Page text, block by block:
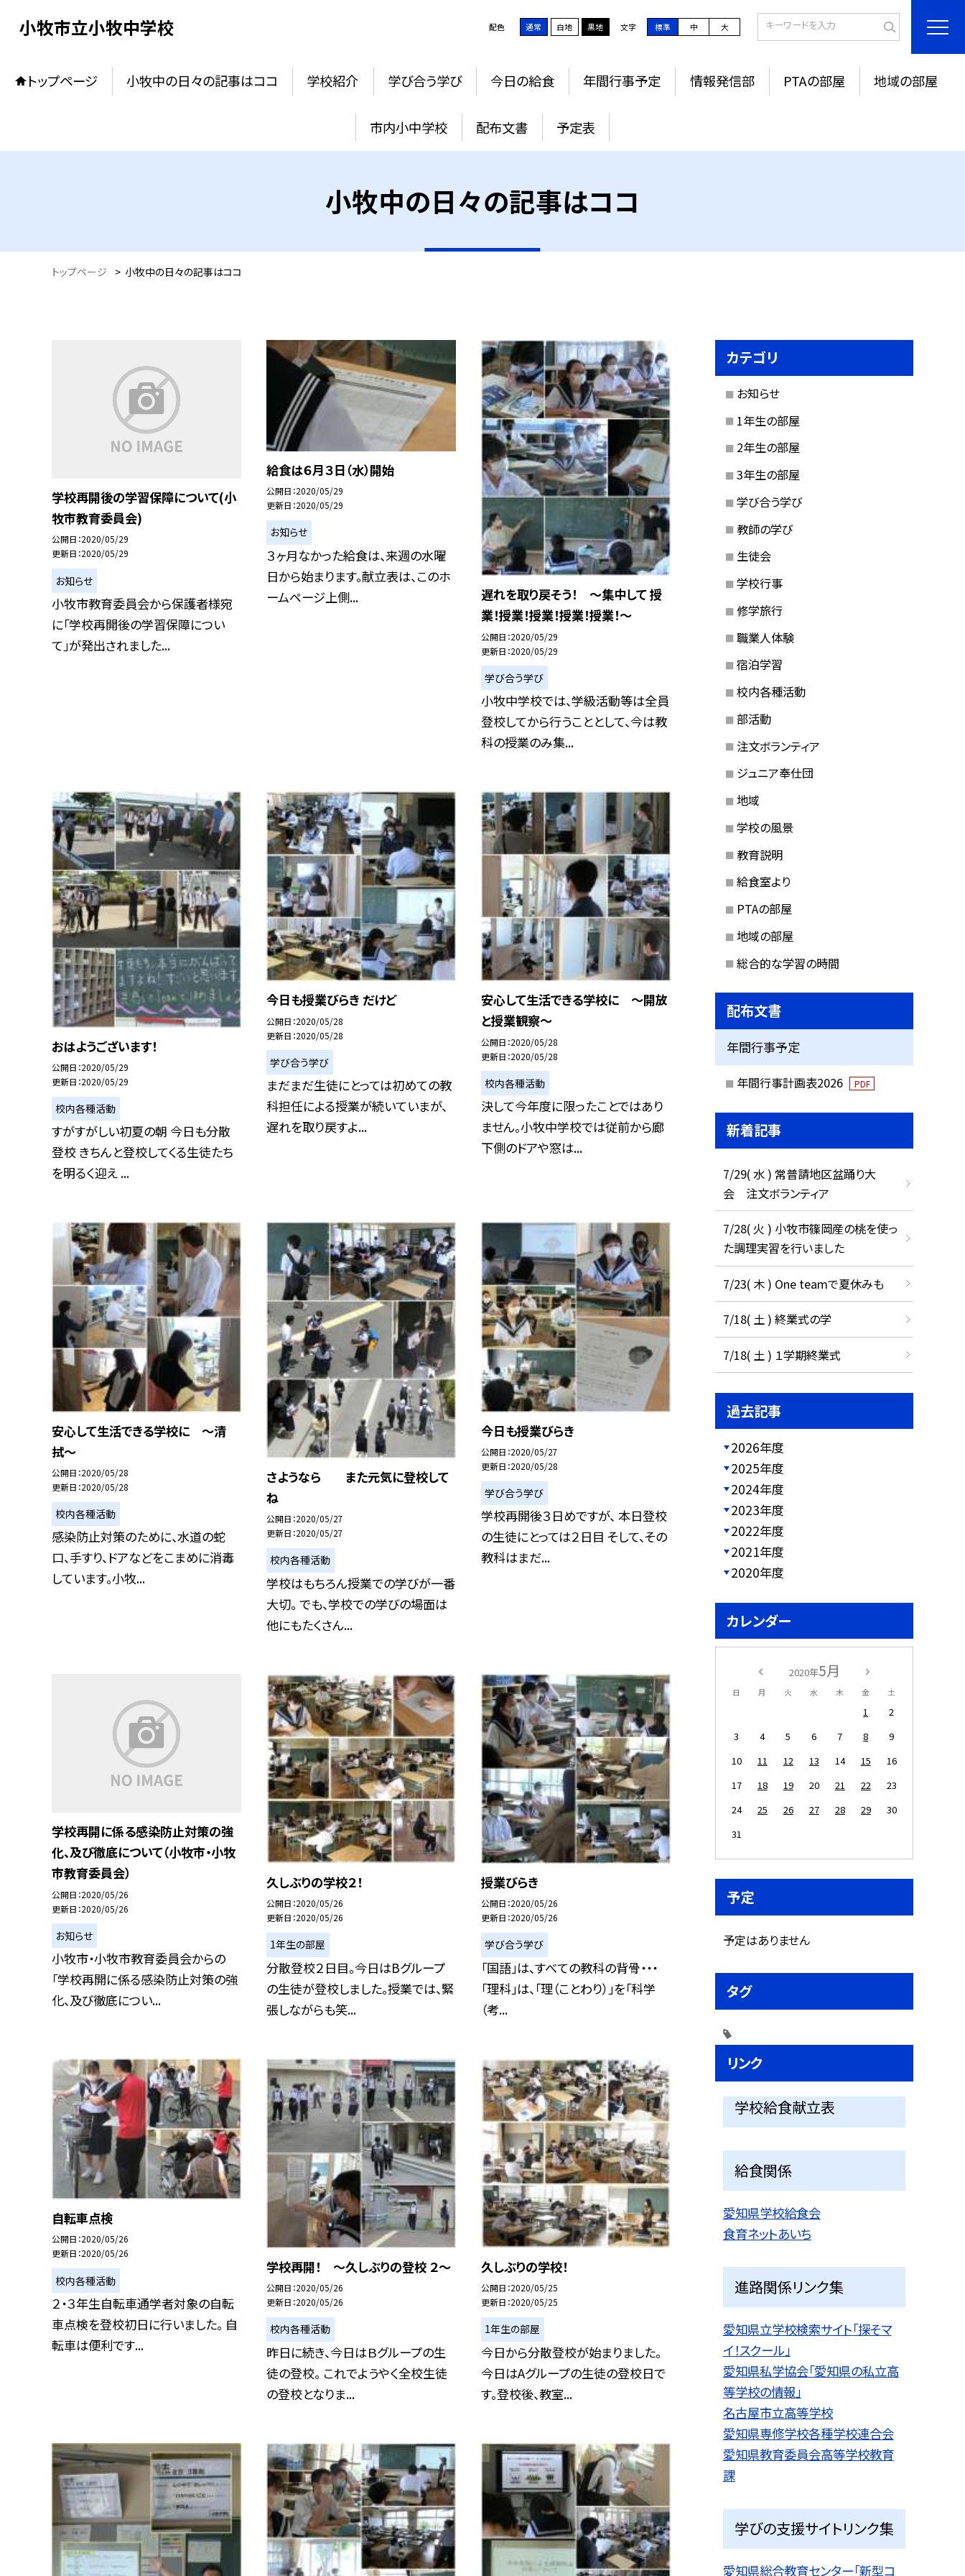
小牧市立小牧中学校 配色 通常 白地 黒地 文字 標準 中 大
トップページ 小牧中の日々の記事はココ 学校紹介 学び合う学び 今日の給食 年間行事予定 情報発信部 PTAの部屋 地域の部屋
市内小中学校 配布文書 予定表
小牧中の日々の記事はココ
トップページ > 小牧中の日々の記事はココ
学校再開後の学習保障について(小
牧市教育委員会)
公開日 2020/05/29
更新日 2020/05/29
お知らせ
小牧市教育委員会から保護者様宛
に「学校再開後の学習保障につい
て」が発出されました...
給食は６月３日（水）開始
公開日 2020/05/29
更新日 2020/05/29
お知らせ
３ヶ月なかった給食は、来週の水曜
日から始まります。献立表は、このホ
ームページ上側...
遅れを取り戻そう！ 〜集中して 授
業！授業！授業！授業！授業！〜
公開日 2020/05/29
更新日 2020/05/29
学び合う学び
小牧中学校では、学級活動等は全員
登校してから行うこととして、今は教
科の授業のみ集...
おはようございます！
公開日 2020/05/29
更新日 2020/05/29
校内各種活動
すがすがしい初夏の朝 今日も分散
登校 きちんと登校してくる生徒たち
を明るく迎え ...
今日も授業びらき だけど
公開日 2020/05/28
更新日 2020/05/28
学び合う学び
まだまだ生徒にとっては初めての教
科担任による授業が続いていまが、
遅れを取り戻すよ...
安心して生活できる学校に 〜開放
と授業観察〜
公開日 2020/05/28
更新日 2020/05/28
校内各種活動
決して今年度に限ったことではあり
ません。小牧中学校では従前から廊
下側のドアや窓は...
安心して生活できる学校に 〜清
拭〜
公開日 2020/05/28
更新日 2020/05/28
校内各種活動
感染防止対策のために、水道の蛇
口、手すり、ドアなどをこまめに消毒
しています。小牧...
さようなら また元気に登校して
ね
公開日 2020/05/27
更新日 2020/05/27
校内各種活動
学校はもちろん授業での学びが一番
大切。 でも、学校での学びの場面は
他にもたくさん...
今日も授業びらき
公開日 2020/05/27
更新日 2020/05/28
学び合う学び
学校再開後３日めですが、 本日登校
の生徒にとっては２日目 そして、その
教科はまだ...
学校再開に係る感染防止対策の強
化、及び徹底について（小牧市・小牧
市教育委員会）
公開日 2020/05/26
更新日 2020/05/26
お知らせ
小牧市・小牧市教育委員会からの
「学校再開に係る感染防止対策の強
化、及び徹底につい...
久しぶりの学校２！
公開日 2020/05/26
更新日 2020/05/26
1年生の部屋
分散登校２日目。今日はBグループ
の生徒が登校しました。授業では、緊
張しながらも笑...
授業びらき
公開日 2020/05/26
更新日 2020/05/26
学び合う学び
「国語」は、すべての教科の背骨・・・
「理科」は、「理（ことわり）」を「科学
（考...
自転車点検
公開日 2020/05/26
更新日 2020/05/26
校内各種活動
２・３年生自転車通学者対象の自転
車点検を登校初日に行いました。 自
転車は便利です...
学校再開！ 〜久しぶりの登校 ２〜
公開日 2020/05/26
更新日 2020/05/26
校内各種活動
昨日に続き、今日はＢグループの生
徒の登校。 これでようやく全校生徒
の登校となりま...
久しぶりの学校！
公開日 2020/05/25
更新日 2020/05/25
1年生の部屋
今日から分散登校が始まりました。
今日はAグループの生徒の登校日で
す。登校後、教室...
カテゴリ
お知らせ
1年生の部屋
2年生の部屋
3年生の部屋
学び合う学び
教師の学び
生徒会
学校行事
修学旅行
職業人体験
宿泊学習
校内各種活動
部活動
注文ボランティア
ジュニア奉仕団
地域
学校の風景
教育説明
給食室より
PTAの部屋
地域の部屋
総合的な学習の時間
配布文書
年間行事予定
年間行事計画表2026 PDF
新着記事
7/29( 水 ) 常普請地区盆踊り大
会 注文ボランティア
7/28( 火 ) 小牧市篠岡産の桃を使っ
た調理実習を行いました
7/23( 木 ) One teamで夏休みも
7/18( 土 ) 終業式の学
7/18( 土 ) １学期終業式
過去記事
2026年度
2025年度
2024年度
2023年度
2022年度
2021年度
2020年度
カレンダー
2020年5月
日 月 火 水 木 金 土
1
2
3
4 5 6 7 8
9
10
11 12 13 14 15
16
17
18 19 20 21 22
23
24
25 26 27 28 29
30
31
予定
予定はありません
タグ
リンク
学校給食献立表
給食関係
愛知県学校給食会
食育ネットあいち
進路関係リンク集
愛知県立学校検索サイト「探そマ
イ！スクール」
愛知県私学協会「愛知県の私立高
等学校の情報」
名古屋市立高等学校
愛知県専修学校各種学校連合会
愛知県教育委員会高等学校教育
課
学びの支援サイトリンク集
愛知県総合教育センター「新型コ